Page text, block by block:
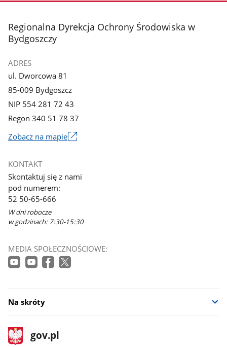
stopka
Regionalna Dyrekcja Ochrony Środowiska w
Bydgoszczy
ADRES
ul. Dworcowa 81
85-009 Bydgoszcz
NIP 554 281 72 43
Regon 340 51 78 37
Zobacz na mapie
się
w
nowym
oknie
KONTAKT
Skontaktuj się z nami
pod numerem:
52 50-65-666
W dni robocze
w godzinach: 7:30-15:30
MEDIA SPOŁECZNOŚCIOWE:
Na skróty
stopka
gov.pl
Strona
gov.pl